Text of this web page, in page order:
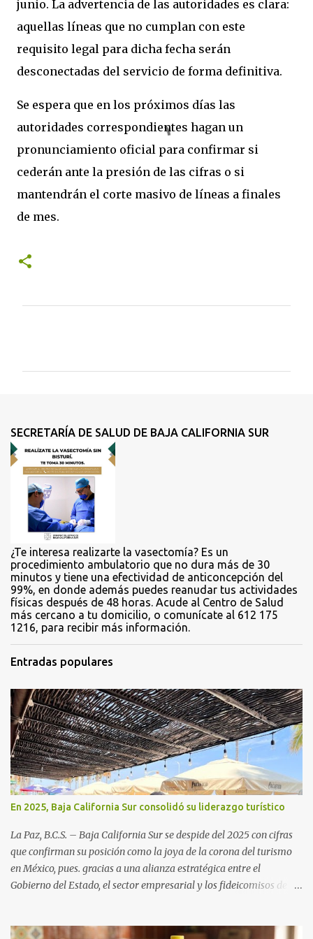
junio. La advertencia de las autoridades es clara:
aquellas líneas que no cumplan con este
requisito legal para dicha fecha serán
desconectadas del servicio de forma definitiva.
Se espera que en los próximos días las
autoridades correspondientes hagan un
pronunciamiento oficial para confirmar si
cederán ante la presión de las cifras o si
mantendrán el corte masivo de líneas a finales
de mes.
t
r
o
SECRETARÍA DE SALUD DE BAJA CALIFORNIA SUR
¿Te interesa realizarte la vasectomía? Es un
procedimiento ambulatorio que no dura más de 30
minutos y tiene una efectividad de anticoncepción del
99%, en donde además puedes reanudar tus actividades
físicas después de 48 horas. Acude al Centro de Salud
más cercano a tu domicilio, o comunícate al 612 175
1216, para recibir más información.
Entradas populares
En 2025, Baja California Sur consolidó su liderazgo turístico
La Paz, B.C.S. – Baja California Sur se despide del 2025 con cifras
que confirman su posición como la joya de la corona del turismo
en México, pues. gracias a una alianza estratégica entre el
Gobierno del Estado, el sector empresarial y los fideicomisos de
una derrama económica sin precedentes. Las proyecciones para